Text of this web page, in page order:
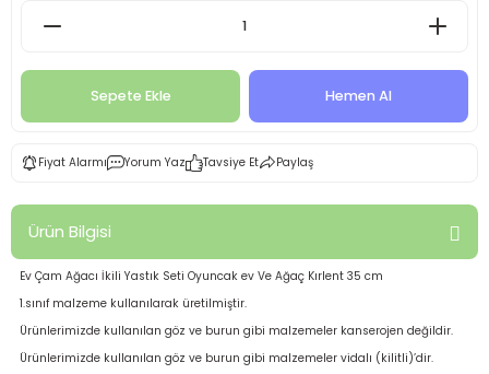
Sepete Ekle Hemen Al
Fiyat Alarmı Yorum Yaz Tavsiye Et Paylaş
Ürün Bilgisi
Ev Çam Ağacı İkili Yastık Seti Oyuncak ev Ve Ağaç Kırlent 35 cm
1.sınıf malzeme kullanılarak üretilmiştir.
Ürünlerimizde kullanılan göz ve burun gibi malzemeler kanserojen değildir.
Ürünlerimizde kullanılan göz ve burun gibi malzemeler vidalı (kilitli)’dir.